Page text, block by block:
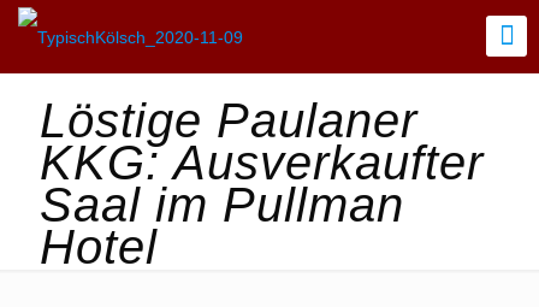
Löstige Paulaner
KKG: Ausverkaufter
Saal im Pullman
Hotel